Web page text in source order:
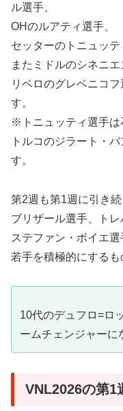
ル選手、
OHのルアティ選手、
セッターのトニュッテ
またミドルのシネニエ
リベロのグレベニコ
す。
※トニュッティ選手は
トルコのジラート・
す。
第2週も第1週に引き続
ブリザール選手、トレ
ステファン・ボイエ
若手を積極的にするも
10代のデュフロ=ロ
ームチェンジャーに
VNL2026の第1